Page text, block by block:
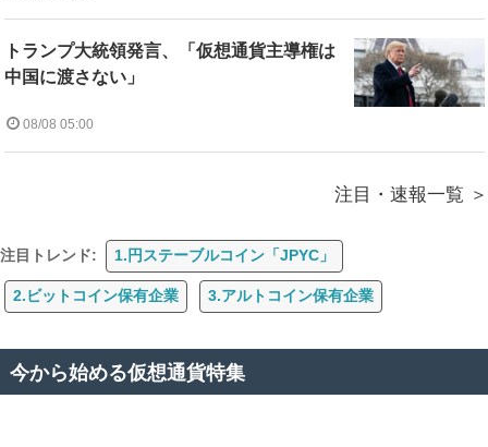
トランプ大統領発言、「仮想通貨主導権は
中国に渡さない」
08/08 05:00
注目・速報一覧
注目トレンド: 1.円ステーブルコイン「JPYC」
2.ビットコイン保有企業 3.アルトコイン保有企業
今から始める仮想通貨特集